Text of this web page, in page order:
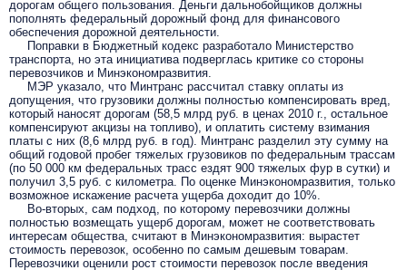
дорогам общего пользования. Деньги дальнобойщиков должны
пополнять федеральный дорожный фонд для финансового
обеспечения дорожной деятельности.
Поправки в Бюджетный кодекс разработало Министерство
транспорта, но эта инициатива подверглась критике со стороны
перевозчиков и Минэкономразвития.
МЭР указало, что Минтранс рассчитал ставку оплаты из
допущения, что грузовики должны полностью компенсировать вред,
который наносят дорогам (58,5 млрд руб. в ценах 2010 г., остальное
компенсируют акцизы на топливо), и оплатить систему взимания
платы с них (8,6 млрд руб. в год). Минтранс разделил эту сумму на
общий годовой пробег тяжелых грузовиков по федеральным трассам
(по 50 000 км федеральных трасс ездят 900 тяжелых фур в сутки) и
получил 3,5 руб. с километра. По оценке Минэкономразвития, только
возможное искажение расчета ущерба доходит до 10%.
Во-вторых, сам подход, по которому перевозчики должны
полностью возмещать ущерб дорогам, может не соответствовать
интересам общества, считают в Минэкономразвития: вырастет
стоимость перевозок, особенно по самым дешевым товарам.
Перевозчики оценили рост стоимости перевозок после введения